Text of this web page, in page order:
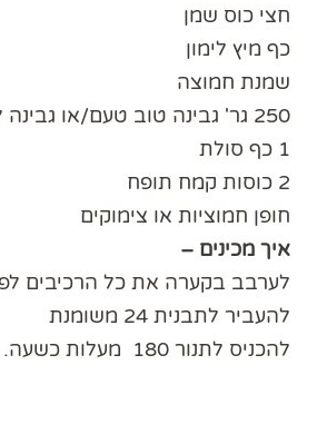
חצי כוס שמן
כף מיץ לימון
שמנת חמוצה
250 גר' גבינה טוב טעם/או גבינה לבנה רגילה
1 כף סולת
2 כוסות קמח תופח
חופן חמוציות או צימוקים
איך מכינים –
לערבב בקערה את כל הרכיבים
להעביר לתבנית 24 משומנת
להכניס לתנור 180 מעלות כשעה.